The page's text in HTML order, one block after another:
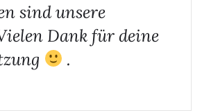
sind unsere
Dank für deine
.